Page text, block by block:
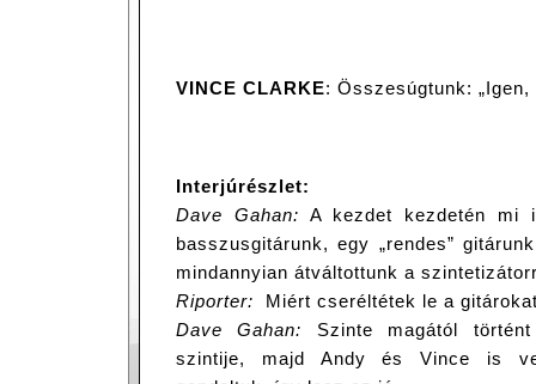
VINCE CLARKE: Összesúgtunk:
Interjúrészlet:
Dave Gahan: A kezdet kezdetén mi
basszusgitárunk, egy „rendes”
mindannyian átváltottunk a
Riporter: Miért cseréltétek le a
Dave Gahan: Szinte magától
szintije, majd Andy és Vince is